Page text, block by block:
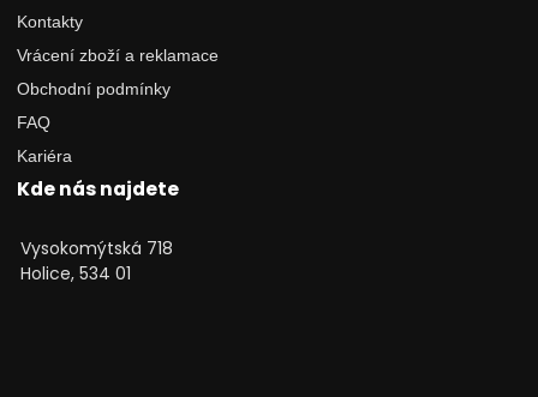
Kontakty
Vrácení zboží a reklamace
Obchodní podmínky
FAQ
Kariéra
Kde nás najdete
Vysokomýtská 718
Holice, 534 01